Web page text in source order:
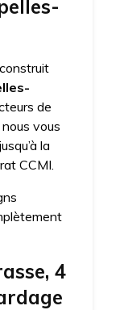
de
vous
la
CCMI.
4